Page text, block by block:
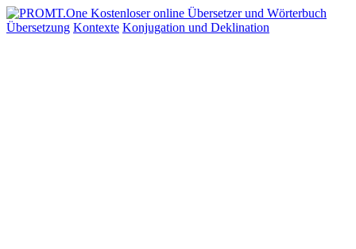
Übersetzung Kontexte Konjugation und Deklination